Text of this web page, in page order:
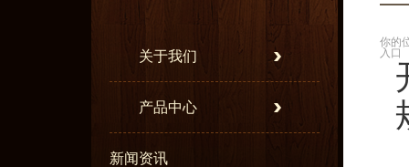
关于我们
产品中心
新闻资讯
你的
入口